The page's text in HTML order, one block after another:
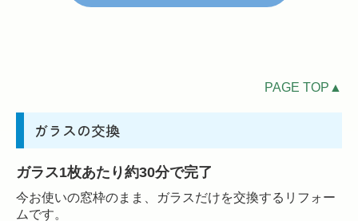
PAGE TOP▲
ガラスの交換
ガラス1枚あたり約30分で完了
今お使いの窓枠のまま、ガラスだけを交換するリフォー
ムです。